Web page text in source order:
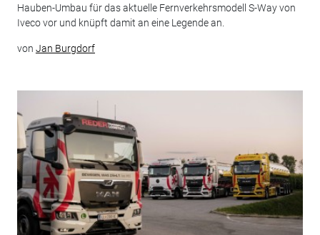
Hauben-Umbau für das aktuelle Fernverkehrsmodell S-Way von
Iveco vor und knüpft damit an eine Legende an.
von Jan Burgdorf